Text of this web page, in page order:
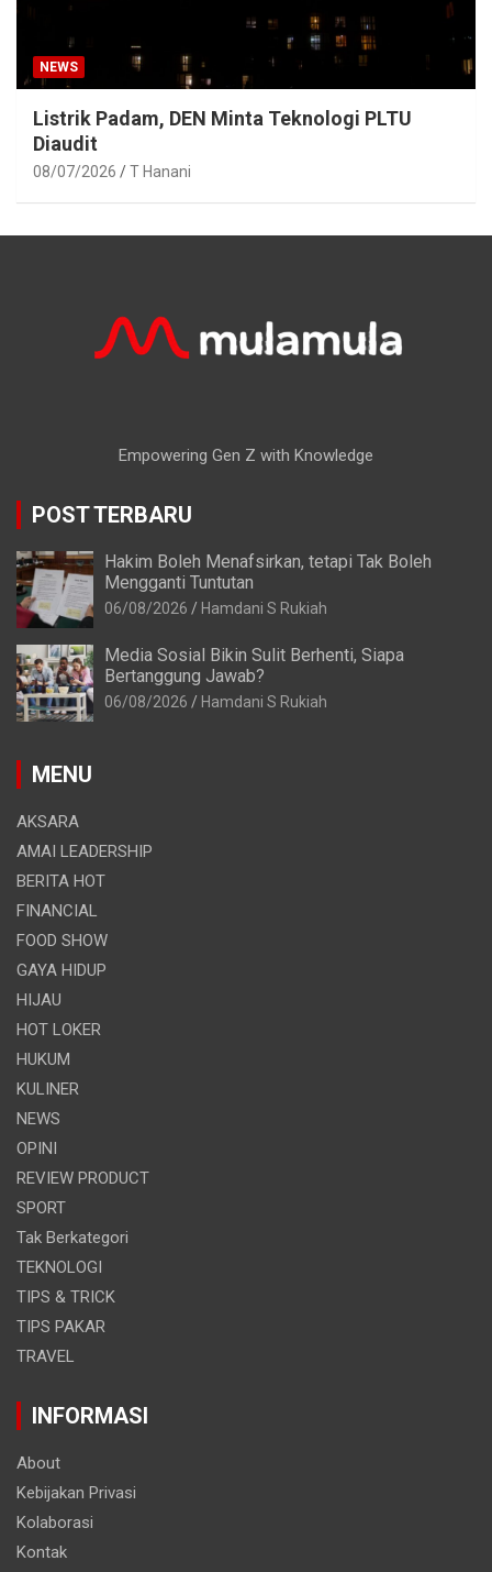
NEWS
Listrik Padam, DEN Minta Teknologi PLTU
Diaudit
08/07/2026 T Hanani
Empowering Gen Z with Knowledge
POST TERBARU
Hakim Boleh Menafsirkan, tetapi Tak Boleh
Mengganti Tuntutan
06/08/2026 Hamdani S Rukiah
Media Sosial Bikin Sulit Berhenti, Siapa
Bertanggung Jawab?
06/08/2026 Hamdani S Rukiah
MENU
AKSARA
AMAI LEADERSHIP
BERITA HOT
FINANCIAL
FOOD SHOW
GAYA HIDUP
HIJAU
HOT LOKER
HUKUM
KULINER
NEWS
OPINI
REVIEW PRODUCT
SPORT
Tak Berkategori
TEKNOLOGI
TIPS & TRICK
TIPS PAKAR
TRAVEL
INFORMASI
About
Kebijakan Privasi
Kolaborasi
Kontak